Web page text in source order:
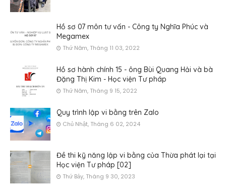
Hồ sơ 07 môn tư vấn - Công ty Nghĩa Phúc và
Megamex
Thứ Năm, Tháng 11 03, 2022
Hồ sơ hành chính 15 - ông Bùi Quang Hải và bà
Đặng Thị Kim - Học viện Tư pháp
Thứ Năm, Tháng 9 15, 2022
Quy trình lập vi bằng trên Zalo
Chủ Nhật, Tháng 6 02, 2024
Đề thi kỹ năng lập vi bằng của Thừa phát lại tại
Học viện Tư pháp [02]
Thứ Bảy, Tháng 9 30, 2023